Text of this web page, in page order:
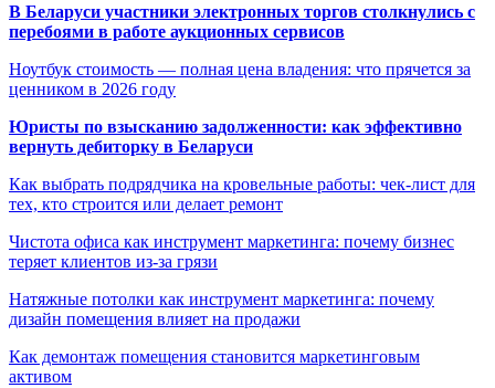
В Беларуси участники электронных торгов столкнулись с
перебоями в работе аукционных сервисов
Ноутбук стоимость — полная цена владения: что прячется за
ценником в 2026 году
Юристы по взысканию задолженности: как эффективно
вернуть дебиторку в Беларуси
Как выбрать подрядчика на кровельные работы: чек-лист для
тех, кто строится или делает ремонт
Чистота офиса как инструмент маркетинга: почему бизнес
теряет клиентов из-за грязи
Натяжные потолки как инструмент маркетинга: почему
дизайн помещения влияет на продажи
Как демонтаж помещения становится маркетинговым
активом